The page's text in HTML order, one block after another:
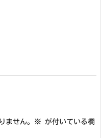
ません。 ※ が付いている欄